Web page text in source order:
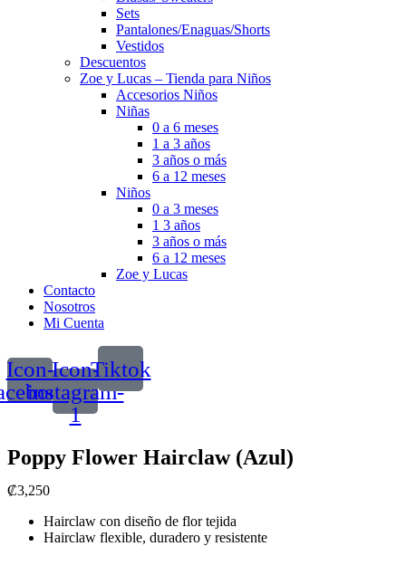
Sets
Pantalones/Enaguas/Shorts
Vestidos
Descuentos
Zoe y Lucas – Tienda para Niños
Accesorios Niños
Niñas
0 a 6 meses
1 a 3 años
3 años o más
6 a 12 meses
Niños
0 a 3 meses
1 3 años
3 años o más
6 a 12 meses
Zoe y Lucas
Contacto
Nosotros
Mi Cuenta
Icon-Icon-
instagram-
1
Tiktok
Poppy Flower Hairclaw (Azul)
₡3,250
Hairclaw con diseño de flor tejida
Hairclaw flexible, duradero y resistente